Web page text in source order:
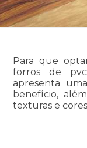
Para que
forros de pvc
apresenta
benefício,
texturas e